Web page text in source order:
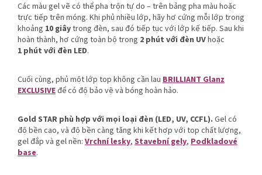
Các màu gel vẽ có thể pha trộn tự do – trên bảng pha màu hoặc
trực tiếp trên móng. Khi phủ nhiều lớp, hãy hơ cứng mỗi lớp trong
khoảng 10 giâytrong đèn, sau đó tiếp tục với lớp kế tiếp. Sau khi
hoàn thành, hơ cứng toàn bộ trong 2 phút với đèn UVhoặc
1 phút với đèn LED.
Cuối cùng, phủ một lớp top không cần lau BRILLIANT Glanz
EXCLUSIVEđể có độ bảo vệ và bóng hoàn hảo.
Gold STAR phù hợp với mọi loại đèn (LED, UV, CCFL). Gel có
độ bền cao, và độ bền càng tăng khi kết hợp với top chất lượng,
gel đắp và gel nền: Vrchní lesky, Stavební gely, Podkladové
base.